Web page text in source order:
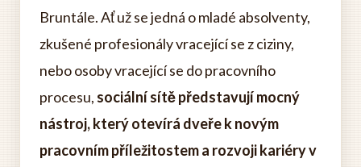
Bruntále. Ať už se jedná o mladé absolventy,
zkušené profesionály vracející se z ciziny,
nebo osoby vracející se do pracovního
procesu, sociální sítě představují mocný
nástroj, který otevírá dveře k novým
pracovním příležitostem a rozvoji kariéry v